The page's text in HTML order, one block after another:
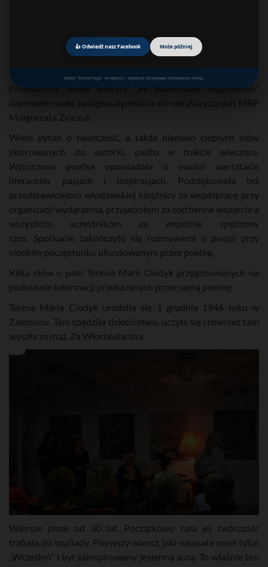
👍 Odwiedź nasz Facebook Może później
Kliknij "Follow Page" na wtyczce – będziesz otrzymywać najświeższe newsy.
Promowany tomik wierszy „W zwierciadle wspomnień”
zaprezentowała zastępca dyrektora ds merytorycznych MBP
Małgorzata Zińczuk.
Wiele pytań o twórczość, a także niemało ciepłych słów
skierowanych do autorki, padło w trakcie wieczoru.
Wzruszona poetka opowiadała o swoim warsztacie
literackim, pasjach i inspiracjach. Podziękowała też
przedstawicielom włodawskiej książnicy za współpracę przy
organizacji wydarzenia, przyjaciołom za codzienne wsparcie a
wszystkim uczestnikom za wspólnie spędzony
czas. Spotkanie zakończyło się rozmowami o poezji przy
słodkim poczęstunku ufundowanym przez poetkę.
Kilka słów o pani Teresie Marii Ciodyk przygotowanych na
podstawie informacji przekazanych przez samą poetkę:
Teresa Maria Ciodyk urodziła się 1 grudnia 1946 roku w
Zamościu. Tam spędziła dzieciństwo, uczyła się i również tam
wyszła za mąż. Za Włodawianina.
Wiersze pisze od 30 lat. Początkowo cała jej twórczość
trafiała do szuflady. Pierwszy wiersz, jaki napisała nosił tytuł
„Wrzesień” i był zainspirowany jesienną aurą. To właśnie ten